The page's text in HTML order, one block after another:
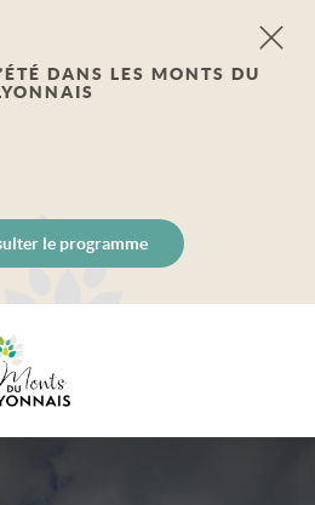
DANS LES MONTS DU
le programme